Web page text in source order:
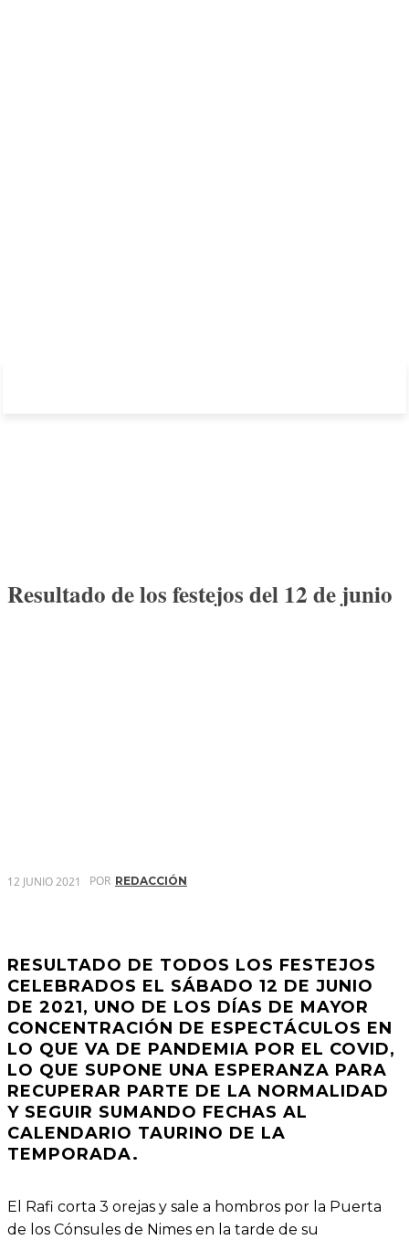
Resultado de los festejos del 12 de junio
12 JUNIO 2021 POR REDACCIÓN
RESULTADO DE TODOS LOS FESTEJOS
CELEBRADOS EL SÁBADO 12 DE JUNIO
DE 2021, UNO DE LOS DÍAS DE MAYOR
CONCENTRACIÓN DE ESPECTÁCULOS EN
LO QUE VA DE PANDEMIA POR EL COVID,
LO QUE SUPONE UNA ESPERANZA PARA
RECUPERAR PARTE DE LA NORMALIDAD
Y SEGUIR SUMANDO FECHAS AL
CALENDARIO TAURINO DE LA
TEMPORADA.
El Rafi corta 3 orejas y sale a hombros por la Puerta
de los Cónsules de Nimes en la tarde de su